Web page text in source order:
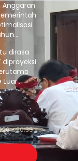
Anggaran
dirasa
diproyeksi
Luar
- 20:33